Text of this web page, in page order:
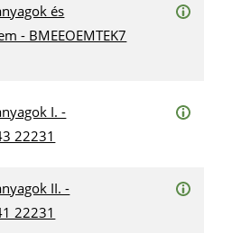
és
- BMEEOEMTEK7
I. -
22231
II. -
22231